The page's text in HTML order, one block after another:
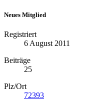
Neues Mitglied
Registriert
6 August 2011
Beiträge
25
Plz/Ort
72393